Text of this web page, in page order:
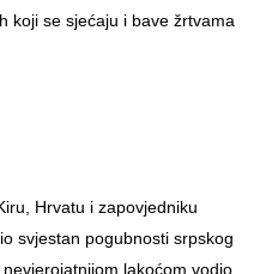
koji se sjećaju i bave žrtvama
Hrvatu i zapovjedniku
svjestan pogubnosti srpskog
lakoćom vodio